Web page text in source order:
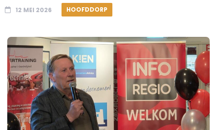
12 MEI 2026 HOOFDDORP